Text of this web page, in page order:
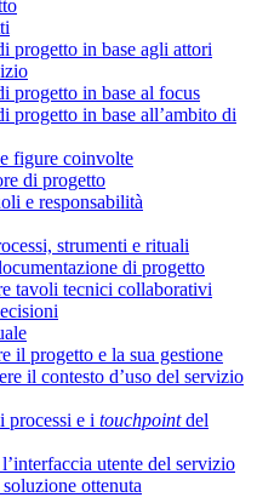
progetto in base agli attori
progetto in base al focus
progetto in base all’ambito di
figure coinvolte
di progetto
e responsabilità
strumenti e rituali
di progetto
tavoli tecnici collaborativi
il progetto e la sua gestione
il contesto d’uso del servizio
processi e i touchpointdel
utente del servizio
ottenuta